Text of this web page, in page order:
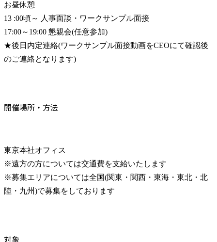
お昼休憩
13 :00頃～ 人事面談・ワークサンプル面接
17:00～19:00 懇親会(任意参加)
★後日内定連絡(ワークサンプル面接動画をCEOにて確認後
のご連絡となります)
開催場所・方法
東京本社オフィス
※遠方の方については交通費を支給いたします
※募集エリアについては全国(関東・関西・東海・東北・北
陸・九州)で募集をしております
対象